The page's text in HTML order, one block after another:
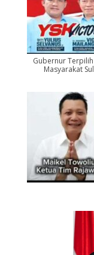
Gubernur
Masyarakat